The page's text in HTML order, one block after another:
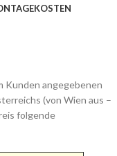
Kunden angegebenen
(von Wien aus –
folgende